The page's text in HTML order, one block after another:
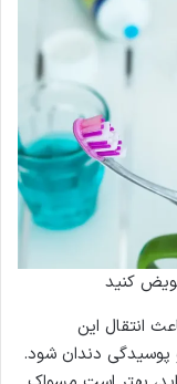
کنید
انتقال این
پوسیدگی دندان شود.